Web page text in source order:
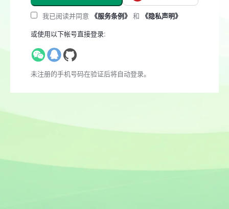
我已阅读并同意 《服务条例》 和 《隐私声明》
或使用以下帐号直接登录:
未注册的手机号码在验证后将自动登录。